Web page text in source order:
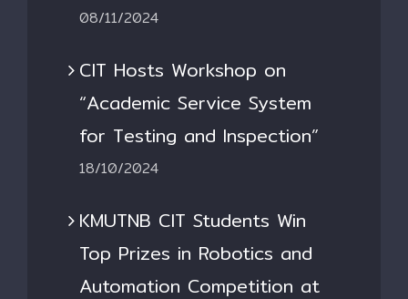
08/11/2024
CIT Hosts Workshop on
“Academic Service System
for Testing and Inspection”
18/10/2024
KMUTNB CIT Students Win
Top Prizes in Robotics and
Automation Competition at